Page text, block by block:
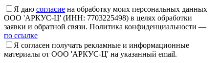
Я даю согласие на обработку моих персональных данных
ООО 'АРКУС-Ц' (ИНН: 7703225498) в целях обработки
заявки и обратной связи. Политика конфиденциальности —
по ссылке
Я согласен получать рекламные и информационные
материалы от ООО 'АРКУС-Ц' на указанный email.